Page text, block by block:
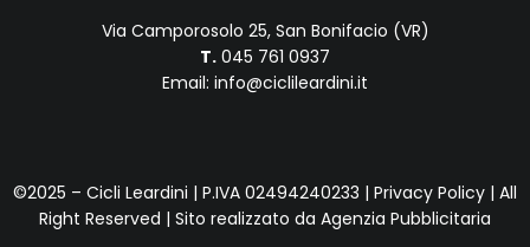
Via Camporosolo 25, San Bonifacio (VR)
T. 045 761 0937
Email: info@ciclileardini.it
©2025 – Cicli Leardini | P.IVA 02494240233 | Privacy Policy | All
Right Reserved | Sito realizzato da Agenzia Pubblicitaria